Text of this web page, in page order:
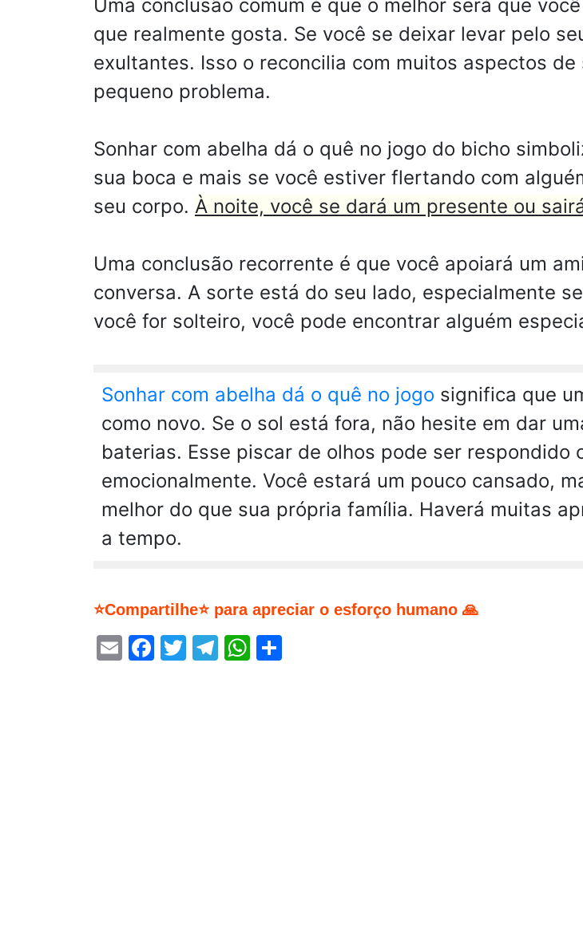
Uma conclusão comum é que o melhor será que
que realmente gosta. Se você se deixar levar pelo
exultantes. Isso o reconcilia com muitos aspectos
pequeno problema.
Sonhar com abelha dá o quê no jogo do bicho
sua boca e mais se você estiver flertando com
seu corpo. À noite, você se dará um presente ou
Uma conclusão recorrente é que você apoiará um
conversa. A sorte está do seu lado, especialmente
você for solteiro, você pode encontrar alguém
Sonhar com abelha dá o quê no jogo significa que
como novo. Se o sol está fora, não hesite em dar
baterias. Esse piscar de olhos pode ser
emocionalmente. Você estará um pouco cansado,
melhor do que sua própria família. Haverá muitas
a tempo.
⭐Compartilhe⭐ para apreciar o esforço humano 🙏
EmailFacebook
Twitter
Telegram
WhatsApp